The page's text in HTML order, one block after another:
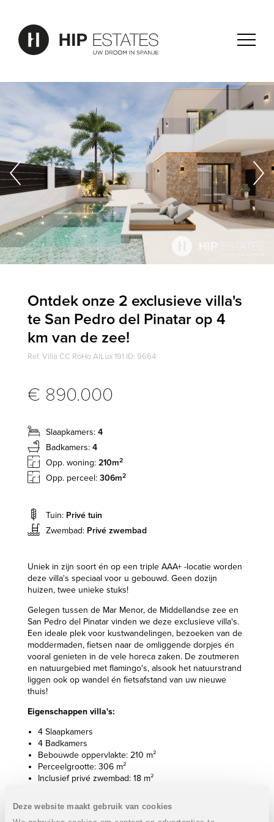
Deze website maakt gebruik van cookies
Ontdek onze 2 exclusieve villa's
te San Pedro del Pinatar op 4
km van de zee!
Ref. Villa CC RoHo AlLux 191 ID: 9664
€ 890.000
Slaapkamers: 4
Badkamers: 4
Opp. woning: 210m2
Opp. perceel: 306m2
Tuin: Privé tuin
Zwembad: Privé zwembad
Uniek in zijn soort én op een triple AAA+ -locatie worden
deze villa's speciaal voor u gebouwd. Geen dozijn
huizen, twee unieke stuks!
Gelegen tussen de Mar Menor, de Middellandse zee en
San Pedro del Pinatar vinden we deze exclusieve villa's.
Een ideale plek voor kustwandelingen, bezoeken van de
moddermaden, fietsen naar de omliggende dorpjes én
vooral genieten in de vele horeca zaken. De zoutmeren
en natuurgebied met flamingo's, alsook het natuurstrand
liggen ook op wandel én fietsafstand van uw nieuwe
thuis!
Eigenschappen villa's:
4 Slaapkamers
4 Badkamers
Bebouwde oppervlakte: 210 m²
Perceelgrootte: 306 m²
Inclusief privé zwembad: 18 m²
Verschillende terrassen